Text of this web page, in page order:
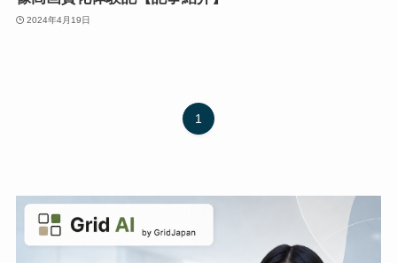
2024年4月19日
1